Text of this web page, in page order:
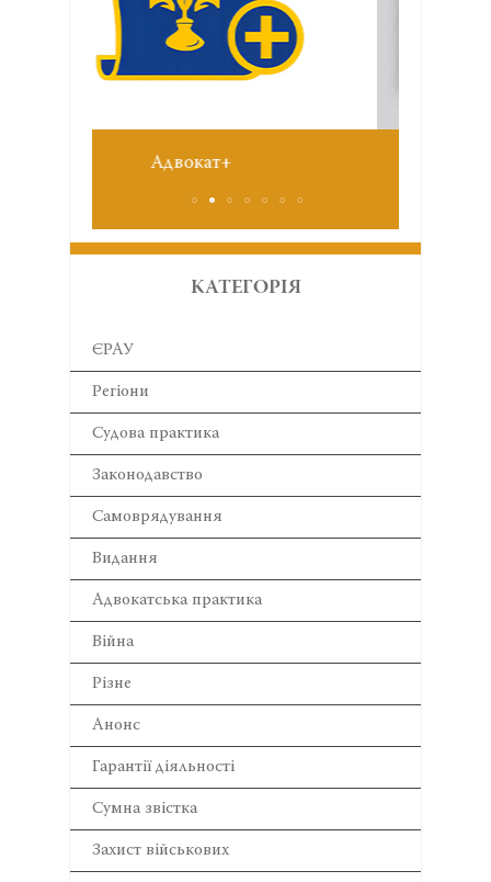
№6 червень 2026
КАТЕГОРІЯ
ЄРАУ
Регіони
Cудова практика
Законодавство
Самоврядування
Видання
Адвокатська практика
Війна
Різне
Анонс
Гарантії діяльності
Сумна звістка
Захист військових